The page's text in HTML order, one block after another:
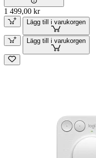
1 499,00 kr
Lägg till i varukorgen
Lägg till i varukorgen